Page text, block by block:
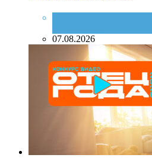
07.08.2026